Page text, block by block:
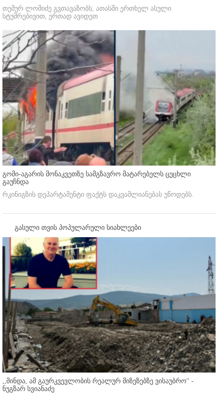
თემურ ლომიძე გვთავაზობს, ათასში ერთხელ ასული
სტუმრებივით, ერთად ავიდეთ
გომი-აგარის მონაკვეთზე სამგზავრო მატარებელს ცეცხლი
გაუჩნდა
რკინიგზის დეპარტამენტი ფაქტს დაკვამლიანებას უწოდებს.
გასული თვის პოპულარული სიახლეები
,,მინდა, ამ გაურკვევლობის რეალურ მიზეზებზე ვისაუბრო'' -
ნუგზარ სვიანაძე